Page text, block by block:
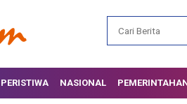
PERISTIWA NASIONAL